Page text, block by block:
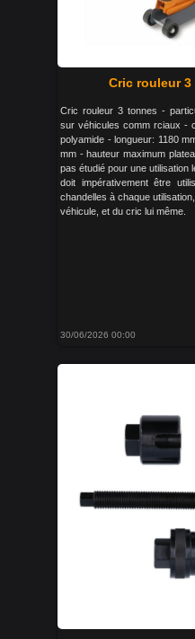
Cric rouleur
Cric rouleur 3 tonnes -
sur véhicules comm rciaux -
polyamide - longueur: 1180
mm - hauteur maximum
pas étudié pour une utilisation
doit impérativement être
chandelles à chaque
véhicule, et du cric lui même.
30/06/2026 00:00